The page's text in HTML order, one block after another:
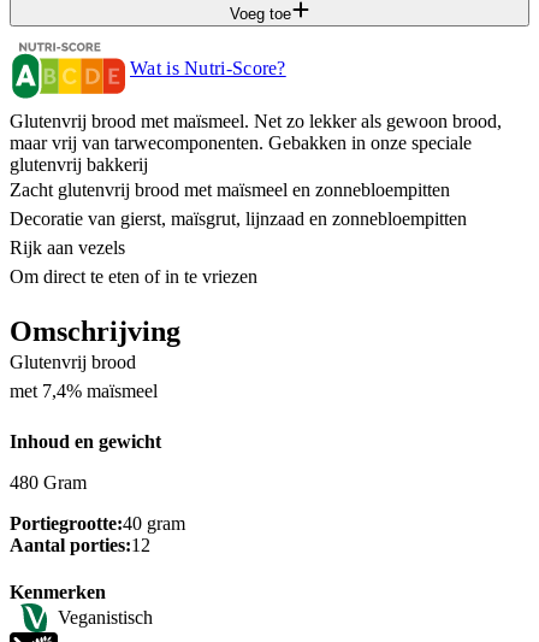
Voeg toe
Wat is Nutri-Score?
Glutenvrij brood met maïsmeel. Net zo lekker als gewoon brood,
maar vrij van tarwecomponenten. Gebakken in onze speciale
glutenvrij bakkerij
Zacht glutenvrij brood met maïsmeel en zonnebloempitten
Decoratie van gierst, maïsgrut, lijnzaad en zonnebloempitten
Rijk aan vezels
Om direct te eten of in te vriezen
Omschrijving
Glutenvrij brood
met 7,4% maïsmeel
Inhoud en gewicht
480 Gram
Portiegrootte:40 gram
Aantal porties:12
Kenmerken
Veganistisch